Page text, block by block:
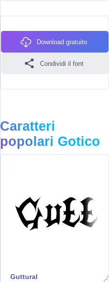
Download gratuito
Condividi il font
Caratteri
popolari Gotico
Guttural